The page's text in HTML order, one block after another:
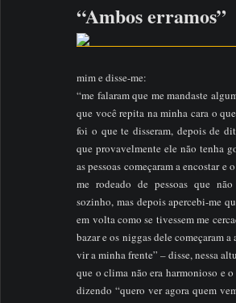
“Ambos erramos”
mim e disse-me:
“me falaram que me mandaste
que você repita na minha cara o
foi o que te disseram, depois de
que provavelmente ele não tenha
as pessoas começaram a encostar e
me rodeado de pessoas que
sozinho, mas depois apercebi-me
em volta como se tivessem me
bazar e os niggas dele começaram
vir a minha frente” – disse, nessa
que o clima não era harmonioso e
dizendo “quero ver agora quem